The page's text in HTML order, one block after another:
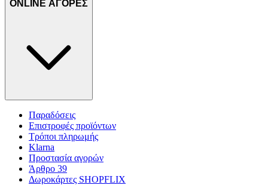
ONLINE ΑΓΟΡΕΣ
Παραδόσεις
Επιστροφές προϊόντων
Τρόποι πληρωμής
Klarna
Προστασία αγορών
Άρθρο 39
Δωροκάρτες SHOPFLIX